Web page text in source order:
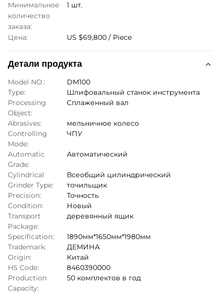
Минимальное
количество
заказа:
1 шт.
Цена: US $69,800 / Piece
Детали продукта
Model NO.:
DM100
Type:
Шлифовальный станок инструмента
Processing
Object:
Сплаженный вал
Abrasives:
мельничное колесо
Controlling
Mode:
ЧПУ
Automatic
Grade:
Автоматический
Cylindrical
Grinder Type:
Всеобщий цилиндрический
точильщик
Precision:
Точность
Condition:
Новый
Transport
Package:
деревянный ящик
Specification:
1890мм*1650мм*1980мм
Trademark:
ДЕМИНА
Origin:
Китай
HS Code:
8460390000
Production
Capacity:
50 комплектов в год